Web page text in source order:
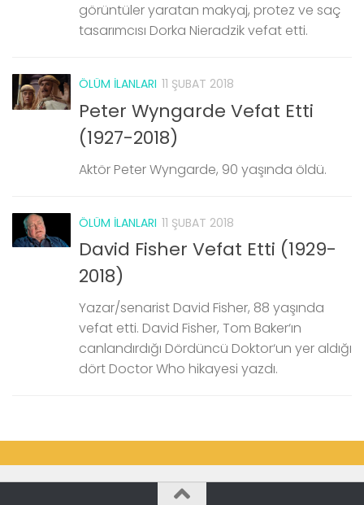
görüntüler yaratan makyaj, protez ve saç
tasarımcısı Dorka Nieradzik vefat etti.
ÖLÜM İLANLARI 11 ŞUBAT 2018
Peter Wyngarde Vefat Etti
(1927-2018)
Aktör Peter Wyngarde, 90 yaşında öldü.
ÖLÜM İLANLARI 11 ŞUBAT 2018
David Fisher Vefat Etti (1929-
2018)
Yazar/senarist David Fisher, 88 yaşında
vefat etti. David Fisher, Tom Baker‘ın
canlandırdığı Dördüncü Doktor‘un yer aldığı
dört Doctor Who hikayesi yazdı.